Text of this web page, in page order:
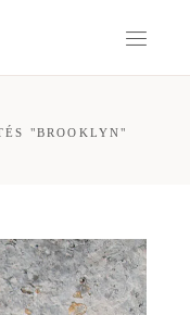
"BROOKLYN"